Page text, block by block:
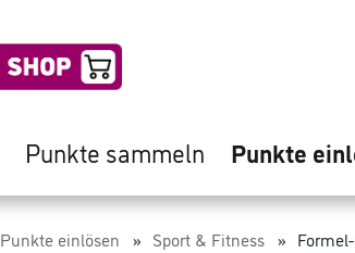
Punkte sammeln Punkte
Punkte einlösen Sport & Fitness